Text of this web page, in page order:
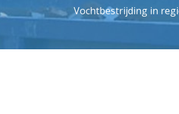
Vochtbestrijding in